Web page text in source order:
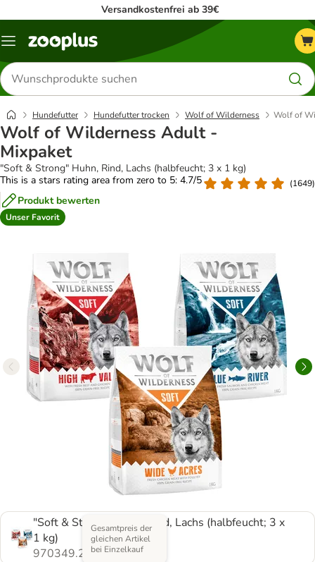
Versandkostenfrei ab 39€
Menü
Produkte
suchen
Hundefutter Hundefutter trocken Wolf of Wilderness Wolf of
Wolf of Wilderness Adult -
Mixpaket
"Soft & Strong" Huhn, Rind, Lachs (halbfeucht; 3 x 1 kg)
This is a stars rating area from zero to 5: 4.7/5
(1649)
Produkt bewerten
Unser Favorit
"Soft & Strong" Huhn, Rind, Lachs (halbfeucht; 3 x
1 kg)
970349.2
Gesamtpreis der
gleichen Artikel
bei Einzelkauf